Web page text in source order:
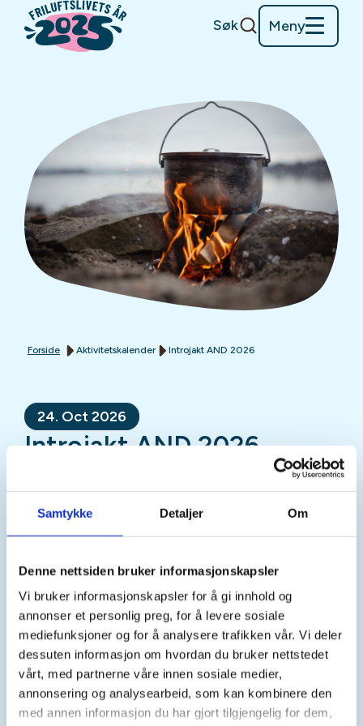
Samtykke Detaljer Om
Denne nettsiden bruker informasjonskapsler
Vi bruker informasjonskapsler for å gi innhold og
annonser et personlig preg, for å levere sosiale
mediefunksjoner og for å analysere trafikken vår. Vi deler
dessuten informasjon om hvordan du bruker nettstedet
vårt, med partnerne våre innen sosiale medier,
annonsering og analysearbeid, som kan kombinere den
med annen informasjon du har gjort tilgjengelig for dem,
Søk Meny
Forside Aktivitetskalender Introjakt AND 2026
24. Oct 2026
Introjakt AND 2026
Tid
24. Oct 2026
Kl. 07.00 - 17.00